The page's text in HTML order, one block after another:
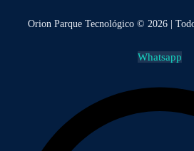
Orion Parque Tecnológico © 2026 |
Whatsapp